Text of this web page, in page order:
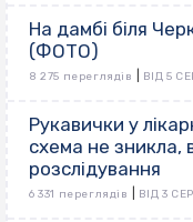
На дамбі біля
(ФОТО)
8 275 переглядів ВІД 5
Рукавички у
схема не зникла,
розслідування
6 331 переглядів ВІД 3